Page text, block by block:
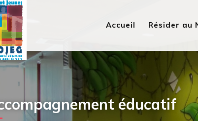
Accueil Résider au
éducatif